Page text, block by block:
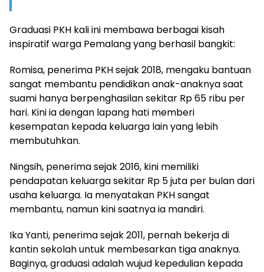
Graduasi PKH kali ini membawa berbagai kisah
inspiratif warga Pemalang yang berhasil bangkit:
Romisa, penerima PKH sejak 2018, mengaku bantuan
sangat membantu pendidikan anak-anaknya saat
suami hanya berpenghasilan sekitar Rp 65 ribu per
hari. Kini ia dengan lapang hati memberi
kesempatan kepada keluarga lain yang lebih
membutuhkan.
Ningsih, penerima sejak 2016, kini memiliki
pendapatan keluarga sekitar Rp 5 juta per bulan dari
usaha keluarga. Ia menyatakan PKH sangat
membantu, namun kini saatnya ia mandiri.
Ika Yanti, penerima sejak 2011, pernah bekerja di
kantin sekolah untuk membesarkan tiga anaknya.
Baginya, graduasi adalah wujud kepedulian kepada